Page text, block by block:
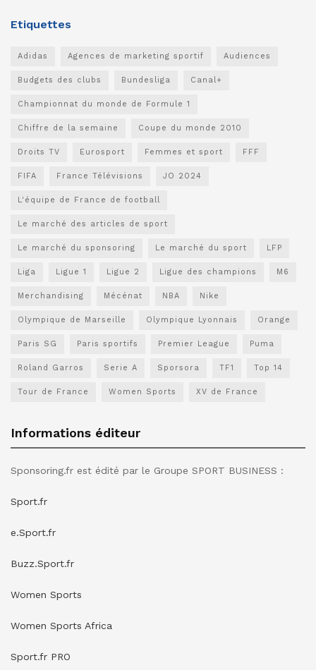
Etiquettes
Adidas Agences de marketing sportif Audiences
Budgets des clubs Bundesliga Canal+
Championnat du monde de Formule 1
Chiffre de la semaine Coupe du monde 2010
Droits TV Eurosport Femmes et sport FFF
FIFA France Télévisions JO 2024
L'équipe de France de football
Le marché des articles de sport
Le marché du sponsoring Le marché du sport LFP
Liga Ligue 1 Ligue 2 Ligue des champions M6
Merchandising Mécénat NBA Nike
Olympique de Marseille Olympique Lyonnais Orange
Paris SG Paris sportifs Premier League Puma
Roland Garros Serie A Sporsora TF1 Top 14
Tour de France Women Sports XV de France
Informations éditeur
Sponsoring.fr est édité par le Groupe SPORT BUSINESS :
Sport.fr
e.Sport.fr
Buzz.Sport.fr
Women Sports
Women Sports Africa
Sport.fr PRO